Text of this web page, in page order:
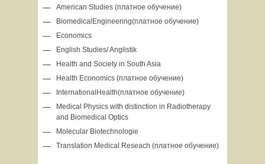
American Studies (платное обучение)
BiomedicalEngineering(платное обучение)
Economics
English Studies/ Anglistik
Health and Society in South Asia
Health Economics (платное обучение)
InternationalHealth(платное обучение)
Medical Physics with distinction in Radiotherapy
and Biomedical Optics
Molecular Biotechnologie
Translation Medical Reseach (платное обучение)